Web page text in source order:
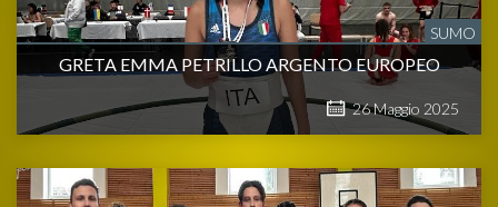
SUMO
GRETA EMMA PETRILLO ARGENTO EUROPEO
26Maggio 2025